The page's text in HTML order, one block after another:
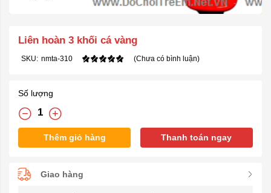
Liên hoàn 3 khối cá vàng
SKU: nmta-310 (Chưa có bình luận)
Số lượng
Thêm giỏ hàng Thanh toán ngay
Giao hàng